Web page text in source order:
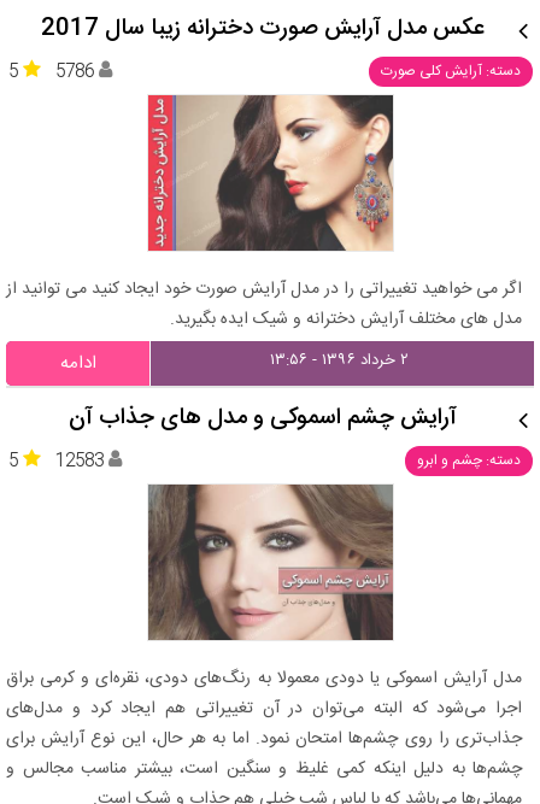
عکس مدل آرایش صورت دخترانه زیبا سال 2017
دسته: آرایش کلی صورت 5 5786
اگر می خواهید تغییراتی را در مدل آرایش صورت خود ایجاد کنید می توانید از
مدل های مختلف آرایش دخترانه و شیک ایده بگیرید.
۲ خرداد ۱۳۹۶ - ۱۳:۵۶ ادامه
آرایش چشم اسموکی و مدل های جذاب آن
دسته: چشم و ابرو 5 12583
مدل آرایش اسموکی یا دودی معمولا به رنگ‌های دودی، نقره‌ای و کرمی براق
اجرا می‌شود که البته می‌توان در آن تغییراتی هم ایجاد کرد و مدل‌های
جذاب‌تری را روی چشم‌ها امتحان نمود. اما به هر حال، این نوع آرایش برای
چشم‌ها به دلیل اینکه کمی غلیظ و سنگین است، بیشتر مناسب مجالس و